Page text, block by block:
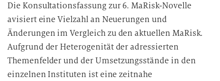
Die Konsultationsfassung zur 6. MaRisk-Novelle
avisiert eine Vielzahl an Neuerungen und
Änderungen im Vergleich zu den aktuellen MaRisk.
Aufgrund der Heterogenität der adressierten
Themenfelder und der Umsetzungsstände in den
einzelnen Instituten ist eine zeitnahe